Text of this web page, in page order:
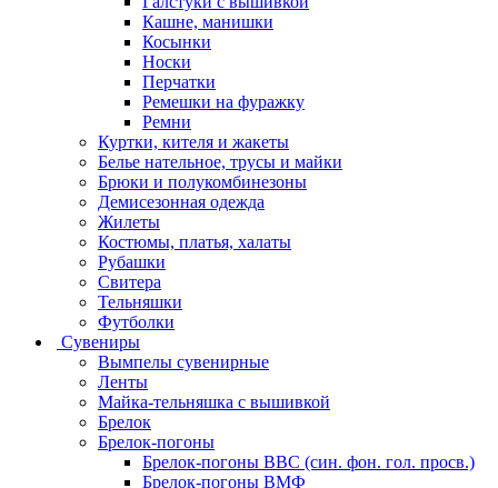
Кашне, манишки
Косынки
Носки
Перчатки
Ремешки на фуражку
Ремни
Куртки, кителя и жакеты
Белье нательное, трусы и майки
Брюки и полукомбинезоны
Демисезонная одежда
Жилеты
Костюмы, платья, халаты
Рубашки
Свитера
Тельняшки
Футболки
Сувениры
Вымпелы сувенирные
Ленты
Майка-тельняшка с вышивкой
Брелок
Брелок-погоны
Брелок-погоны ВВС (син. фон. гол. просв.)
Брелок-погоны ВМФ